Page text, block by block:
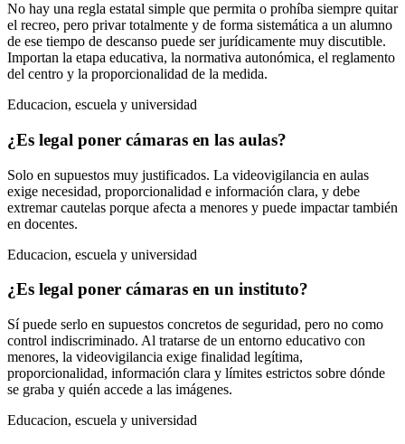
No hay una regla estatal simple que permita o prohíba siempre quitar
el recreo, pero privar totalmente y de forma sistemática a un alumno
de ese tiempo de descanso puede ser jurídicamente muy discutible.
Importan la etapa educativa, la normativa autonómica, el reglamento
del centro y la proporcionalidad de la medida.
Educacion, escuela y universidad
¿Es legal poner cámaras en las aulas?
Solo en supuestos muy justificados. La videovigilancia en aulas
exige necesidad, proporcionalidad e información clara, y debe
extremar cautelas porque afecta a menores y puede impactar también
en docentes.
Educacion, escuela y universidad
¿Es legal poner cámaras en un instituto?
Sí puede serlo en supuestos concretos de seguridad, pero no como
control indiscriminado. Al tratarse de un entorno educativo con
menores, la videovigilancia exige finalidad legítima,
proporcionalidad, información clara y límites estrictos sobre dónde
se graba y quién accede a las imágenes.
Educacion, escuela y universidad